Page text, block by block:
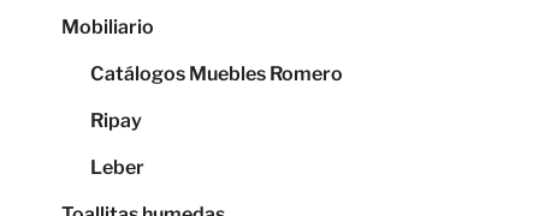
Mobiliario
Catálogos Muebles Romero
Ripay
Leber